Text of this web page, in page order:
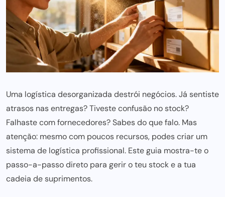
Uma logística desorganizada destrói negócios. Já sentiste
atrasos nas entregas? Tiveste confusão no stock?
Falhaste com fornecedores? Sabes do que falo. Mas
atenção: mesmo com poucos recursos, podes criar um
sistema de logística profissional. Este guia mostra-te o
passo-a-passo direto para gerir o teu stocke a tua
cadeia de suprimentos.